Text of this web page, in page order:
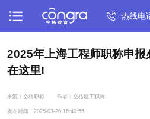
热线电
2025年上海工程师职称申
在这里!
来源：空格职称 作者：空格建工职称
发布时间：2025-03-26 16:40:55